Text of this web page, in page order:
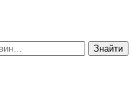
Знайти